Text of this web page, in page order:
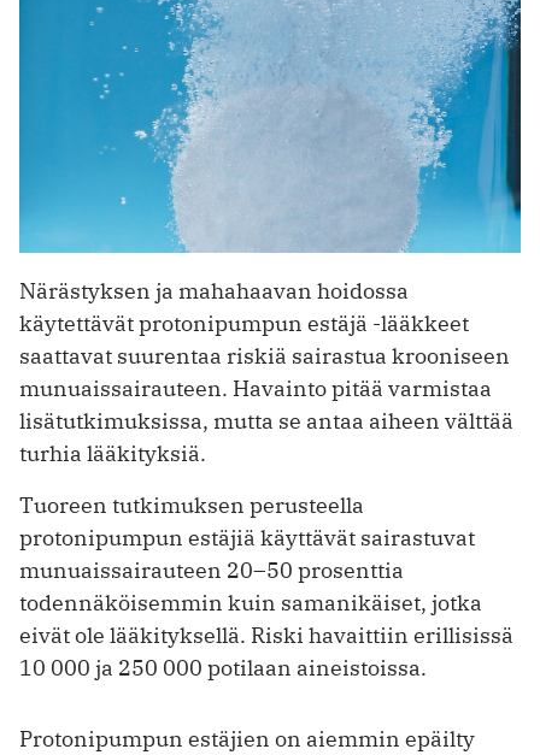
Närästyksen ja mahahaavan hoidossa
käytettävät protonipumpun estäjä -lääkkeet
saattavat suurentaa riskiä sairastua krooniseen
munuaissairauteen. Havainto pitää varmistaa
lisätutkimuksissa, mutta se antaa aiheen välttää
turhia lääkityksiä.
Tuoreen tutkimuksen perusteella
protonipumpun estäjiä käyttävät sairastuvat
munuaissairauteen 20–50 prosenttia
todennäköisemmin kuin samanikäiset, jotka
eivät ole lääkityksellä. Riski havaittiin erillisissä
10 000 ja 250 000 potilaan aineistoissa.
Protonipumpun estäjien on aiemmin epäilty